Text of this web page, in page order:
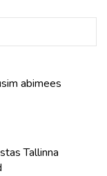
abimees
Tallinna